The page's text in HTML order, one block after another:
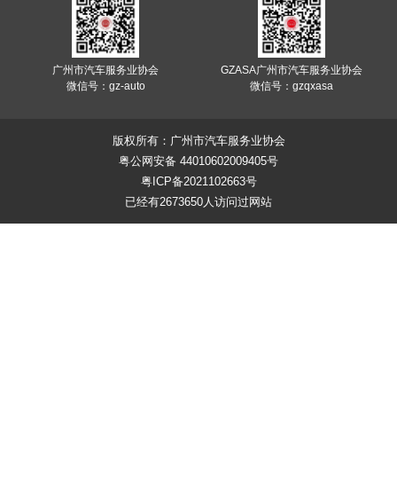
广州市汽车服务业协会
微信号：gz-auto
GZASA广州市汽车服务业协会
微信号：gzqxasa
版权所有：广州市汽车服务业协会
粤公网安备 44010602009405号
粤ICP备2021102663号
已经有2673650人访问过网站